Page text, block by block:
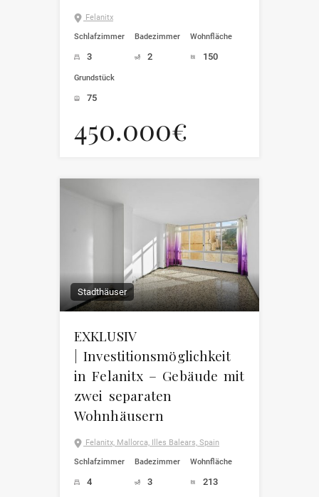
Felanitx
Schlafzimmer
3
Badezimmer
2
Wohnfläche
150
Grundstück
75
450.000€
Stadthäuser
EXKLUSIV
| Investitionsmöglichkeit
in Felanitx – Gebäude mit
zwei separaten
Wohnhäusern
Felanitx, Mallorca, Illes Balears, Spain
Schlafzimmer
4
Badezimmer
3
Wohnfläche
213